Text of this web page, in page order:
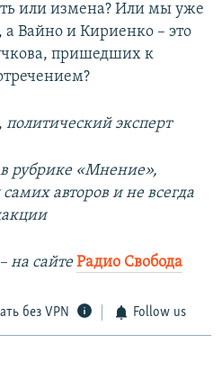
или измена? Или мы уже
Вайно и Кириенко – это
пришедших к
, политический эксперт
рубрике «Мнение»,
авторов и не всегда
на сайтеРадио Свобода
без VPN Follow us